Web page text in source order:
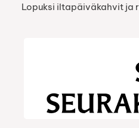
Lopuksi iltapäiväkahvit ja